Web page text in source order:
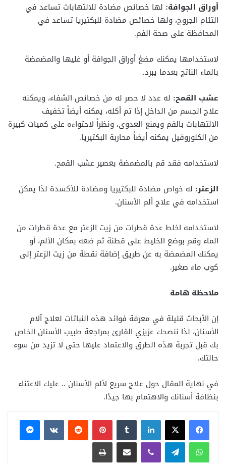
أوراق الجوافة: لها خصائص مضادة للالتهابات تساعد في
التئام الجروح، ولها خصائص مضادة للبكتيريا تساعد في
المحافظة على صحة الفم.
لاستخدامها يمكنك مضغ أوراق الجوافة أو غليها والمضمضة
بالماء الناتج بعدما يبرد.
عشب القمح: له عدد لا حصر له من خصائص الشفاء، ويمكنه
علاج الجسم من الداخل إذا تم أكله، يمكنه أيضاً تخفيف
الالتهابات بالفم ويمنع العدوى، ونظراً لاحتواءه على كميات كبيرة
من الكلوروفيل يمكنه أيضاً محاربة البكتيريا.
لاستخدامه فقد قم بالمضمضة بعصير عشب القمح.
الزعتر: له خواص مضادة للبكتيريا ومضادة للأكسدة لذا يمكن
استخدامه في علاج ألم الأسنان.
لاستخدامه اخلط عدة قطرات من زيت الزعتر مع عدة قطرات من
الماء وقم بوضع الخليط على قطنة ثم ضعه بمكان الألم، أو
يمكنك المضمضة به عن طريق إضافة نقطة من زيت الزعتر إلى
كوب ماء صغير.
ملاحظة هامة
إن الأبحاث قليلة في معرفة فوائد هذه النباتات لعلاج آلام
الأسنان، لذا ننصحك عزيزي القارئ بمراجعة طبيب الأسنان الخاص
بك قبل تجربة هذه الطرق والاعتماد عليها حتى لا تزيد من سوء
حالتك.
في نهاية المقال حول علاج سريع لألم الأسنان .. عليك الاعتناء
بنظافة أسنانك والاهتمام بها جيدًا.
فيسبوكX لينكدإن بينتيريست
ماسنجر
واتساب تيلقرام ڤايبر مشاركة عبر البريد طباعة